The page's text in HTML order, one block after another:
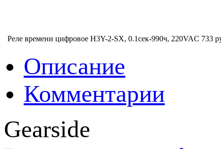
Реле времени цифровое H3Y-2-SX, 0.1сек-990ч, 220VAC 733
Описание
Комментарии
Gearside